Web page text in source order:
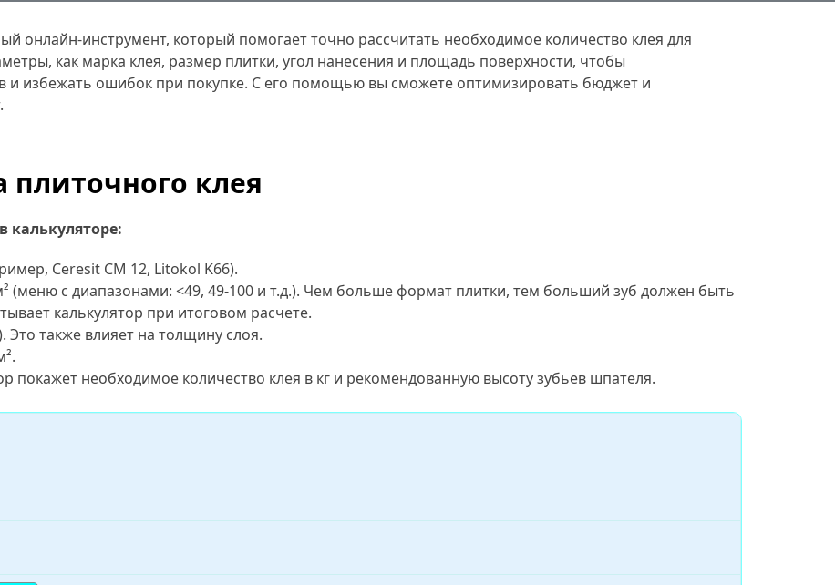
онлайн-инструмент, который помогает точно рассчитать необходимое количество клея для
как марка клея, размер плитки, угол нанесения и площадь поверхности, чтобы
и избежать ошибок при покупке. С его помощью вы сможете оптимизировать бюджет и
плиточного клея
калькуляторе:
Ceresit CM 12, Litokol K66).
(меню с диапазонами: <49, 49-100 и т.д.). Чем больше формат плитки, тем больший зуб должен быть
калькулятор при итоговом расчете.
Это также влияет на толщину слоя.
покажет необходимое количество клея в кг и рекомендованную высоту зубьев шпателя.